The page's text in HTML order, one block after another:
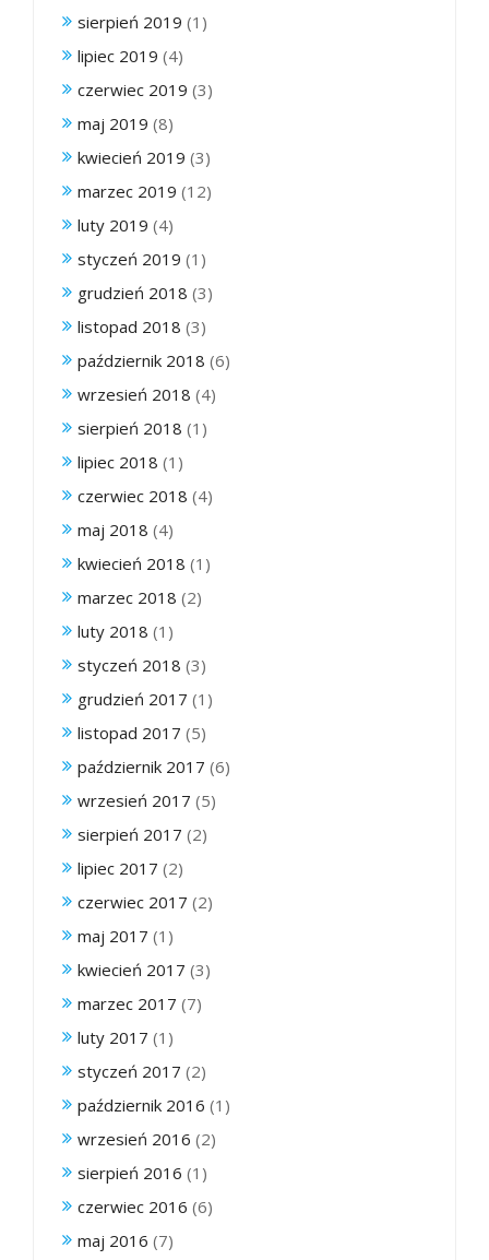
sierpień 2019 (1)
lipiec 2019 (4)
czerwiec 2019 (3)
maj 2019 (8)
kwiecień 2019 (3)
marzec 2019 (12)
luty 2019 (4)
styczeń 2019 (1)
grudzień 2018 (3)
listopad 2018 (3)
październik 2018 (6)
wrzesień 2018 (4)
sierpień 2018 (1)
lipiec 2018 (1)
czerwiec 2018 (4)
maj 2018 (4)
kwiecień 2018 (1)
marzec 2018 (2)
luty 2018 (1)
styczeń 2018 (3)
grudzień 2017 (1)
listopad 2017 (5)
październik 2017 (6)
wrzesień 2017 (5)
sierpień 2017 (2)
lipiec 2017 (2)
czerwiec 2017 (2)
maj 2017 (1)
kwiecień 2017 (3)
marzec 2017 (7)
luty 2017 (1)
styczeń 2017 (2)
październik 2016 (1)
wrzesień 2016 (2)
sierpień 2016 (1)
czerwiec 2016 (6)
maj 2016 (7)